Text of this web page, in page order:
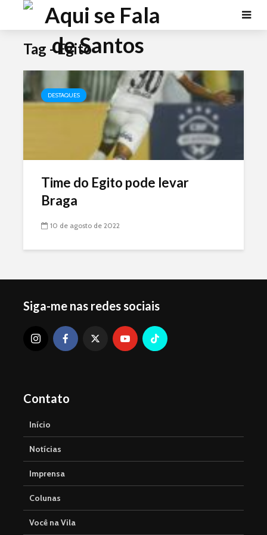
Tag - Egito
DESTAQUES
Time do Egito pode levar
Braga
10 de agosto de 2022
Siga-me nas redes sociais
Contato
Início
Notícias
Imprensa
Colunas
Você na Vila